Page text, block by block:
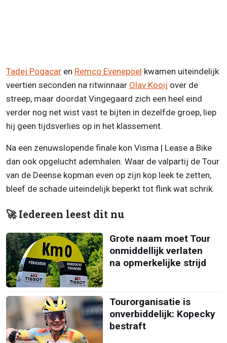
Tadej Pogacar en Remco Evenepoel kwamen uiteindelijk
veertien seconden na ritwinnaar Olav Kooij over de
streep, maar doordat Vingegaard zich een heel eind
verder nog net wist vast te bijten in dezelfde groep, liep
hij geen tijdsverlies op in het klassement.
Na een zenuwslopende finale kon Visma | Lease a Bike
dan ook opgelucht ademhalen. Waar de valpartij de Tour
van de Deense kopman even op zijn kop leek te zetten,
bleef de schade uiteindelijk beperkt tot flink wat schrik.
🚀 Iedereen leest dit nu
Grote naam moet Tour
onmiddellijk verlaten
na opmerkelijke strijd
Tourorganisatie is
onverbiddelijk: Kopecky
bestraft